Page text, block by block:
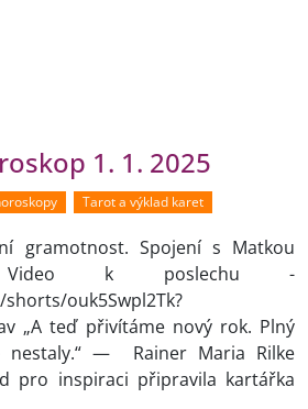
1. 1. 2025
Tarot a výklad karet
gramotnost. Spojení s Matkou
k poslechu -
ouk5Swpl2Tk?
„A teď přivítáme nový rok. Plný
nestaly.“ — Rainer Maria Rilke
pro inspiraci připravila kartářka